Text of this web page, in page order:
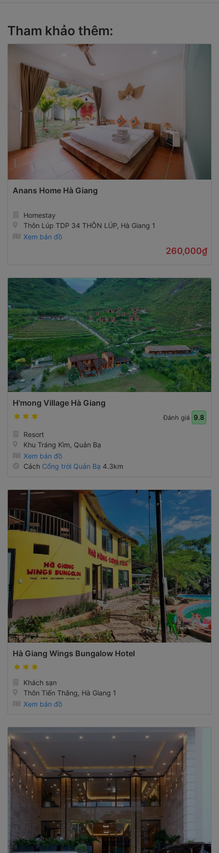
Tham khảo thêm:
Anans Home Hà Giang
Homestay
Thôn Lúp TDP 34 THÔN LÚP, Hà Giang 1
Xem bản đồ
260,000₫
H'mong Village Hà Giang
Đánh giá 9.8
Resort
Khu Tráng Kìm, Quản Bạ
Xem bản đồ
Cách Cổng trời Quản Bạ 4.3km
Hà Giang Wings Bungalow Hotel
Khách sạn
Thôn Tiến Thắng, Hà Giang 1
Xem bản đồ